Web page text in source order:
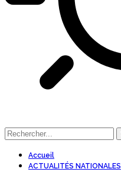
Accueil
ACTUALITÉS NATIONALES